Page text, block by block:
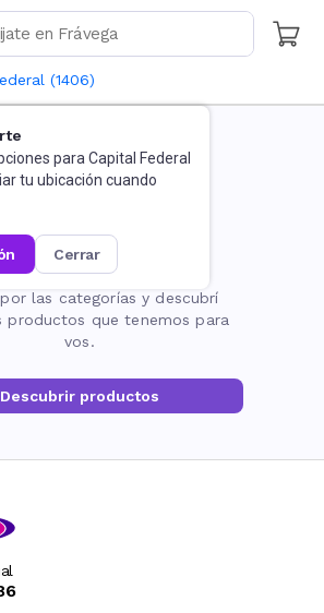
(1406)
para Capital Federal
tu ubicación cuando
cerrar
página no existe
por las categorías y descubrí
productos que tenemos para
vos.
Descubrir productos